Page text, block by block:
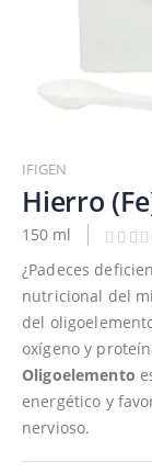
al
comienzo
de
la
galería
de
imágenes
IFIGEN
Hierro
150 ml
¿Padeces
nutricional del
del
oxígeno y
Oligoelemento
energético y
nervioso.